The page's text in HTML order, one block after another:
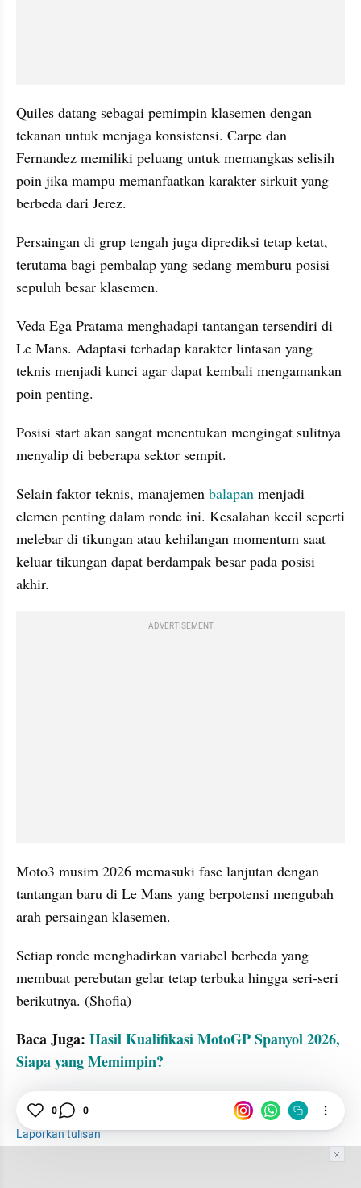
Quiles datang sebagai pemimpin klasemen dengan
tekanan untuk menjaga konsistensi. Carpe dan
Fernandez memiliki peluang untuk memangkas selisih
poin jika mampu memanfaatkan karakter sirkuit yang
berbeda dari Jerez.
Persaingan di grup tengah juga diprediksi tetap ketat,
terutama bagi pembalap yang sedang memburu posisi
sepuluh besar klasemen.
Veda Ega Pratama menghadapi tantangan tersendiri di
Le Mans. Adaptasi terhadap karakter lintasan yang
teknis menjadi kunci agar dapat kembali mengamankan
poin penting.
Posisi start akan sangat menentukan mengingat sulitnya
menyalip di beberapa sektor sempit.
Selain faktor teknis, manajemen balapan menjadi
elemen penting dalam ronde ini. Kesalahan kecil seperti
melebar di tikungan atau kehilangan momentum saat
keluar tikungan dapat berdampak besar pada posisi
akhir.
ADVERTISEMENT
Moto3 musim 2026 memasuki fase lanjutan dengan
tantangan baru di Le Mans yang berpotensi mengubah
arah persaingan klasemen.
Setiap ronde menghadirkan variabel berbeda yang
membuat perebutan gelar tetap terbuka hingga seri-seri
berikutnya. (Shofia)
Baca Juga: Hasil Kualifikasi MotoGP Spanyol 2026,
Siapa yang Memimpin?
tatatax2
Balapan
Laporkan tulisan
0 0